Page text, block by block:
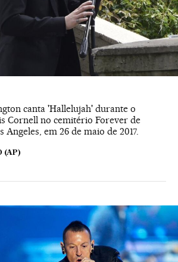
canta 'Hallelujah' durante o
Cornell no cemitério Forever de
em 26 de maio de 2017.
(AP)